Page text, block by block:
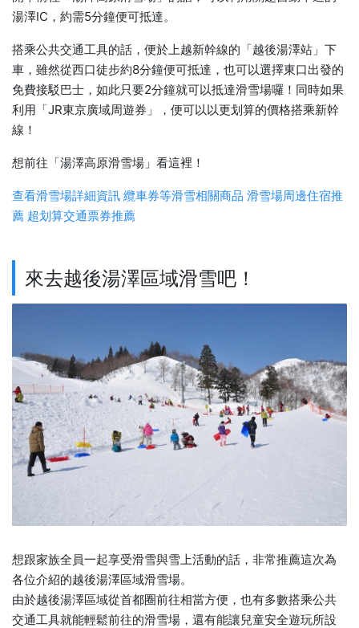
湯澤IC，約需5分鐘便可抵達。
搭乘公共交通工具的話，便於上越新幹線的「越後湯澤站」下
車，雖然從西口徒步約8分鐘便可抵達，也可以選擇東口出發的
免費接駁巴士，如此只要2分鐘就可以抵達滑雪場囉！同時如果
利用「JR東京廣域周遊券」，便可以以更划算的價格搭乘新幹
線！
想前往「湯澤高原滑雪場」看這裡！
查看滑雪場詳細資訊 纜車券等滑雪相關商品 滑雪場周邊住宿推
薦 超划算交通票券推薦
來去越後湯澤區域滑雪吧！
想跟家族全員一起享受滑雪與雪上活動的話，非常推薦這次為
各位介紹的越後湯澤區域滑雪場。
由於越後湯澤區域從首都圈前往相當方便，也有多數搭乘公共
交通工具就能輕鬆前往的滑雪場，還有能讓兒童安全遊玩所設